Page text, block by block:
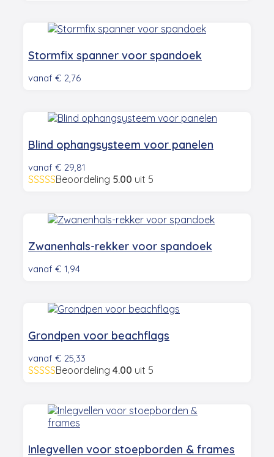
Stormfix spanner voor spandoek
vanaf € 2,76
Blind ophangsysteem voor panelen
vanaf € 29,81
Beoordeling 5.00 uit 5
Zwanenhals-rekker voor spandoek
vanaf € 1,94
Grondpen voor beachflags
vanaf € 25,33
Beoordeling 4.00 uit 5
Inlegvellen voor stoepborden & frames